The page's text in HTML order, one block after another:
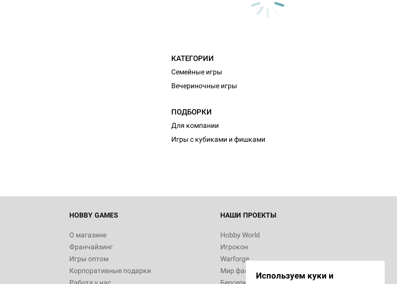
КАТЕГОРИИ
Семейные игры
Вечериночные игры
ПОДБОРКИ
Для компании
Игры с кубиками и фишками
HOBBY GAMES
О магазине
Франчайзинг
Игры оптом
Корпоративные подарки
НАШИ ПРОЕКТЫ
Hobby World
Игрокон
Warforge
Мир фантастикиИспользуем куки и
Настольная игра Hobby World Монстры
Белая смерть
12 990
Настольная игра Hobby World Берсерк.
3 490